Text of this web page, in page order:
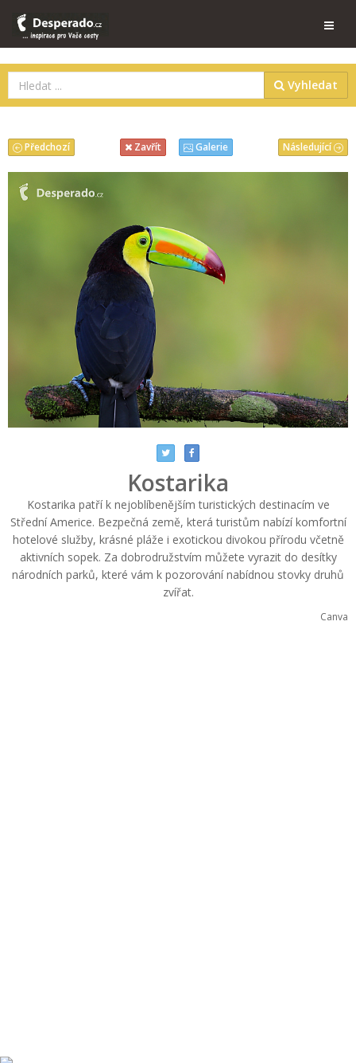
Vyhledat
Následující
Předchozí Zavřít Galerie
Kostarika
Kostarika patří k nejoblíbenějším turistických destinacím ve
Střední Americe. Bezpečná země, která turistům nabízí komfortní
hotelové služby, krásné pláže i exotickou divokou přírodu včetně
aktivních sopek. Za dobrodružstvím můžete vyrazit do desítky
národních parků, které vám k pozorování nabídnou stovky druhů
zvířat.
Canva